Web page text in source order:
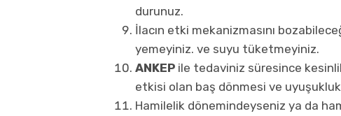
durunuz.
İlacın etki mekanizmasını
yemeyiniz. ve suyu tüketmeyiniz.
ANKEPile tedaviniz süresince
etkisi olan baş dönmesi ve
Hamilelik dönemindeyseniz ya da